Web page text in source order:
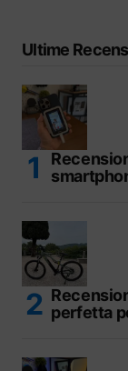
Ultime
perfetta